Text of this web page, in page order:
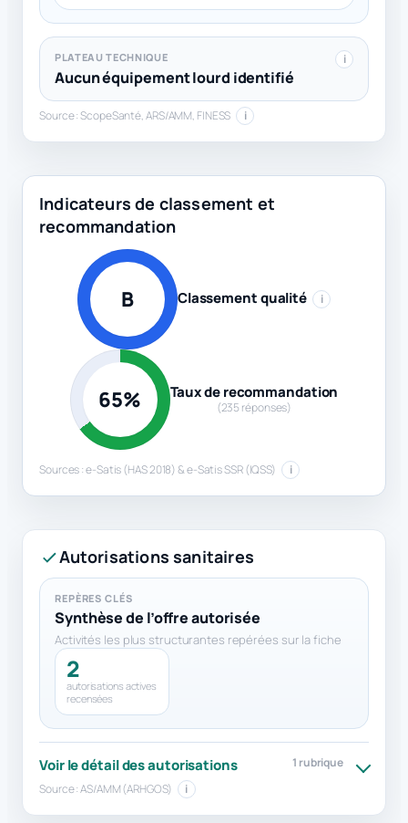
Autorisations sanitaires
REPÈRES CLÉS
Synthèse de l’offre autorisée
Activités les plus structurantes repérées sur la fiche
2
autorisations actives
recensées
Voir le détail des autorisations
1 rubrique
Source : AS/AMM (ARHGOS)
i
Indicateurs de classement et
recommandation
B Classement qualité i
65% Taux de recommandation
(235 réponses)
Sources : e-Satis (HAS 2018) & e-Satis SSR (IQSS) i
PLATEAU TECHNIQUE
Aucun équipement lourd identifié
i
Source : ScopeSanté, ARS/AMM, FINESS i